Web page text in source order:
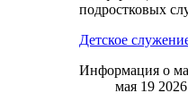
подростковых
Детское
Информация о
мая 19 2026